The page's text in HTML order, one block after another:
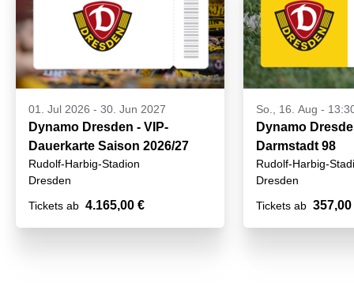
01. Jul 2026 - 30. Jun 2027
Dynamo Dresden - VIP-
Dauerkarte Saison 2026/27
Rudolf-Harbig-Stadion
Dresden
Tickets ab 4.165,00 €
So., 16. Aug -
Dynamo
Darmstadt 98
Rudolf-Harbig-
Dresden
Tickets ab 357,00